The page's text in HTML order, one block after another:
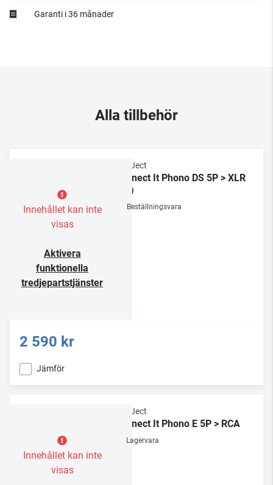
Garanti i 36 månader
Alla tillbehör
Innehållet kan inte
visas
Aktivera
funktionella
tredjepartstjänster
Pro-Ject
Connect It Phono DS 5P > XLR
(TB)
Beställningsvara
2 590 kr
Jämför
Innehållet kan inte
visas
Pro-Ject
Connect It Phono E 5P > RCA
Lagervara